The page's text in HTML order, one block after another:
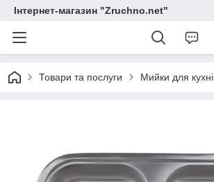
Інтернет-магазин "Zruchno.net"
Товари та послуги Мийки для кухні